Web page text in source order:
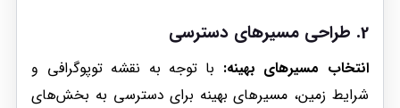
2. طراحی مسیرهای دسترسی
انتخاب مسیرهای بهینه: با توجه به نقشه توپوگرافی و
شرایط زمین، مسیرهای بهینه برای دسترسی به بخش‌های